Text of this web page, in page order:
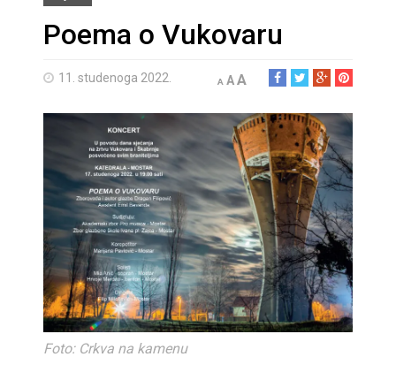
Poema o Vukovaru
11. studenoga 2022. A AA
Foto: Crkva na kamenu